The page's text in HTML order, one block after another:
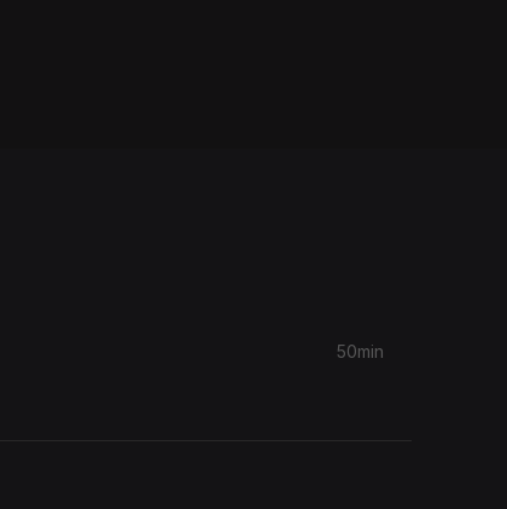
50min